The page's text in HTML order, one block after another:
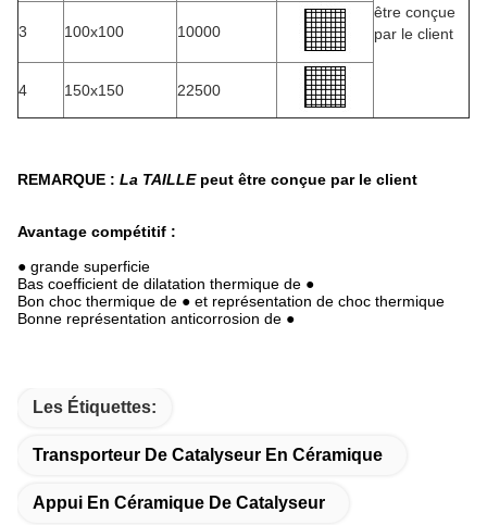
être conçue
par le client
3 100x100 10000
4 150x150 22500
REMARQUE : La TAILLEpeut être conçue par le client
Avantage compétitif :
● grande superficie
Bas coefficient de dilatation thermique de ●
Bon choc thermique de ● et représentation de choc thermique
Bonne représentation anticorrosion de ●
Les Étiquettes:
Transporteur De Catalyseur En Céramique
Appui En Céramique De Catalyseur